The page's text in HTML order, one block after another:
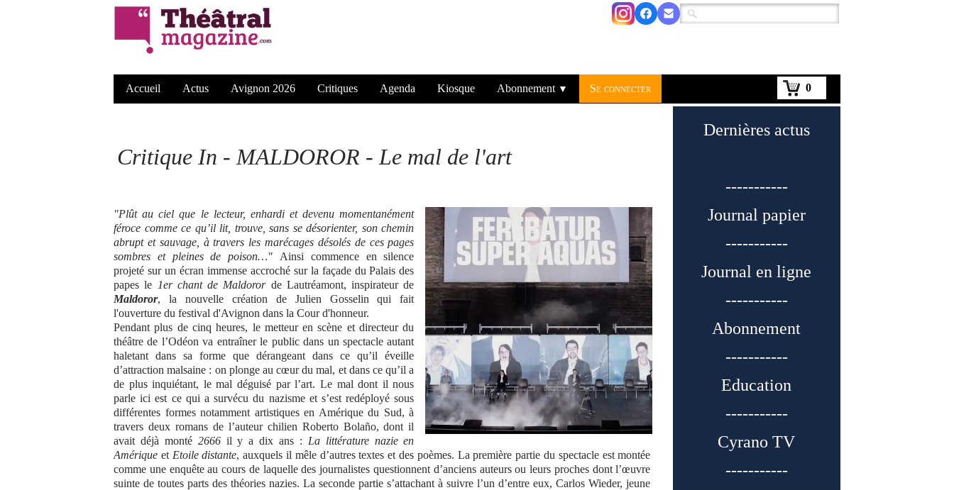
0
Accueil Actus Avignon 2026 Critiques Agenda Kiosque Abonnement ▼ Se connecter
Critique In - MALDOROR - Le mal de l'art
"Plût au ciel que le lecteur, enhardi et devenu momentanément
féroce comme ce qu’il lit, trouve, sans se désorienter, son chemin
abrupt et sauvage, à travers les marécages désolés de ces pages
sombres et pleines de poison…" Ainsi commence en silence
projeté sur un écran immense accroché sur la façade du Palais des
papes le 1er chant de Maldororde Lautréamont, inspirateur de
Maldoror, la nouvelle création de Julien Gosselin qui fait
l'ouverture du festival d'Avignon dans la Cour d'honneur.
Pendant plus de cinq heures, le metteur en scène et directeur du
théâtre de l’Odéon va entraîner le public dans un spectacle autant
haletant dans sa forme que dérangeant dans ce qu’il éveille
d’attraction malsaine : on plonge au cœur du mal, et dans ce qu’il a
de plus inquiétant, le mal déguisé par l’art. Le mal dont il nous
parle ici est ce qui a survécu du nazisme et s’est redéployé sous
différentes formes notamment artistiques en Amérique du Sud, à
travers deux romans de l’auteur chilien Roberto Bolaño, dont il
avait déjà monté 2666 il y a dix ans : La littérature nazie en
Amérique et Etoile distante, auxquels il mêle d’autres textes et des poèmes. La première partie du spectacle est montée
comme une enquête au cours de laquelle des journalistes questionnent d’anciens auteurs ou leurs proches dont l’œuvre
suinte de toutes parts des théories nazies. La seconde partie s’attachant à suivre l’un d’entre eux, Carlos Wieder, jeune
Dernières actus
-----------
Journal papier
-----------
Journal en ligne
-----------
Abonnement
-----------
Education
-----------
Cyrano TV
-----------